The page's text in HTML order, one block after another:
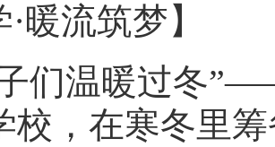
·暖流筑梦】
们温暖过冬
校，在寒冬里